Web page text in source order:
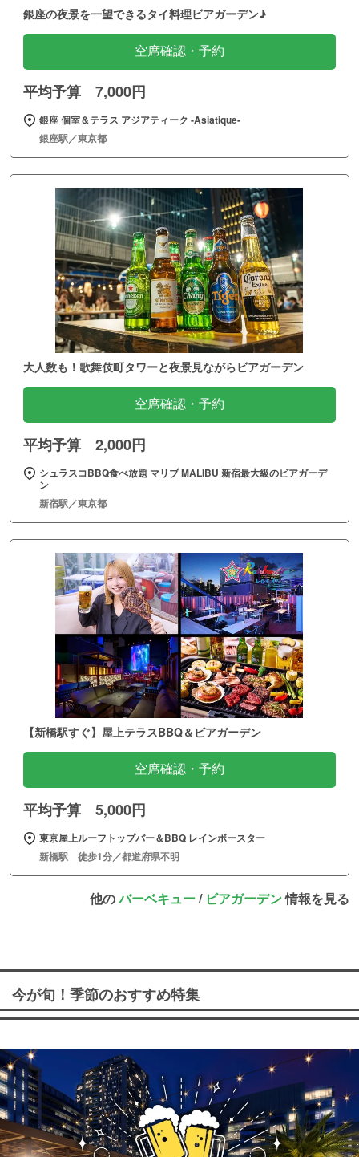
銀座の夜景を一望できるタイ料理ビアガーデン♪
空席確認・予約
平均予算 7,000円
銀座 個室＆テラス アジアティーク ‐Asiatique‐
銀座駅／東京都
大人数も！歌舞伎町タワーと夜景見ながらビアガーデン
空席確認・予約
平均予算 2,000円
シュラスコBBQ食べ放題 マリブ MALIBU 新宿最大級のビアガーデ
ン
新宿駅／東京都
【新橋駅すぐ】屋上テラスBBQ＆ビアガーデン
空席確認・予約
平均予算 5,000円
東京屋上ルーフトップバー＆BBQ レインボースター
新橋駅 徒歩1分／都道府県不明
他のバーベキュー/ ビアガーデン情報を見る
今が旬！季節のおすすめ特集